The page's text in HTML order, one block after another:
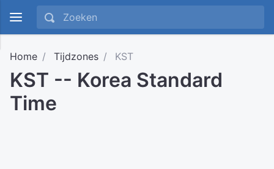
Home Tijdzones KST
KST -- Korea Standard
Time